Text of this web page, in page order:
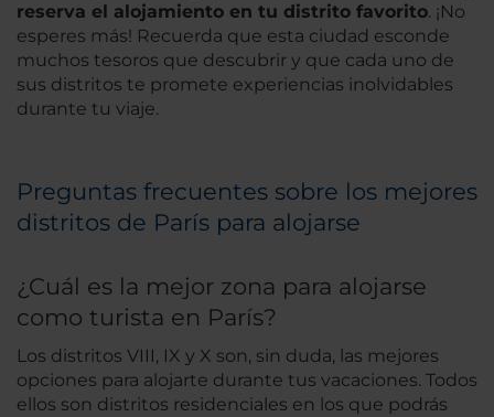
reserva el alojamiento en tu distrito favorito. ¡No
esperes más! Recuerda que esta ciudad esconde
muchos tesoros que descubrir y que cada uno de
sus distritos te promete experiencias inolvidables
durante tu viaje.
Preguntas frecuentes sobre los mejores
distritos de París para alojarse
¿Cuál es la mejor zona para alojarse
como turista en París?
Los distritos VIII, IX y X son, sin duda, las mejores
opciones para alojarte durante tus vacaciones. Todos
ellos son distritos residenciales en los que podrás